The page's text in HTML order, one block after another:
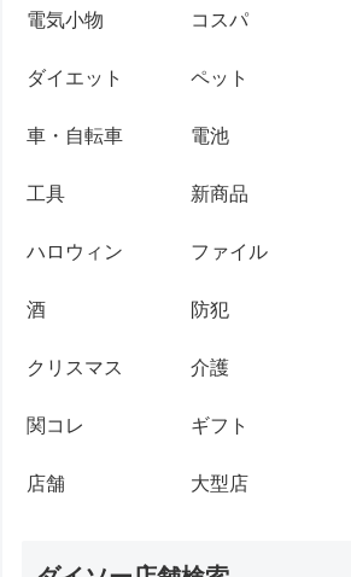
電気小物 コスパ
ダイエット ペット
車・自転車 電池
工具 新商品
ハロウィン ファイル
酒 防犯
クリスマス 介護
関コレ ギフト
店舗 大型店